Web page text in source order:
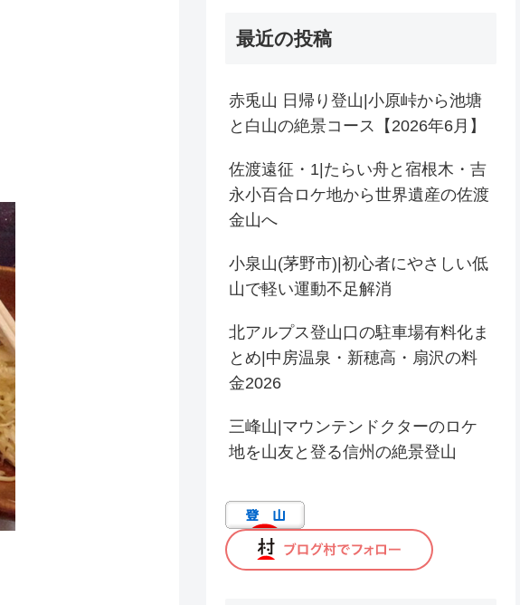
最近の投稿
赤兎山 日帰り登山|小原峠から池塘
と白山の絶景コース【2026年6月】
佐渡遠征・1|たらい舟と宿根木・吉
永小百合ロケ地から世界遺産の佐渡
金山へ
小泉山(茅野市)|初心者にやさしい低
山で軽い運動不足解消
北アルプス登山口の駐車場有料化ま
とめ|中房温泉・新穂高・扇沢の料
金2026
三峰山|マウンテンドクターのロケ
地を山友と登る信州の絶景登山